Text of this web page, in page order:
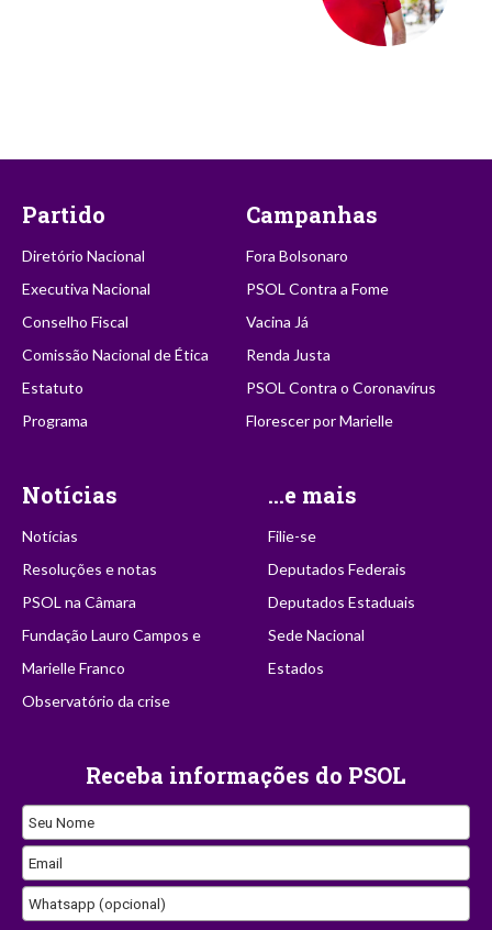
Partido
Diretório Nacional
Executiva Nacional
Conselho Fiscal
Comissão Nacional de Ética
Estatuto
Programa
Campanhas
Fora Bolsonaro
PSOL Contra a Fome
Vacina Já
Renda Justa
PSOL Contra o Coronavírus
Florescer por Marielle
Notícias
Notícias
Resoluções e notas
PSOL na Câmara
Fundação Lauro Campos e
Marielle Franco
Observatório da crise
...e mais
Filie-se
Deputados Federais
Deputados Estaduais
Sede Nacional
Estados
Receba informações do PSOL
Seu Nome
Email
Whatsapp (opcional)